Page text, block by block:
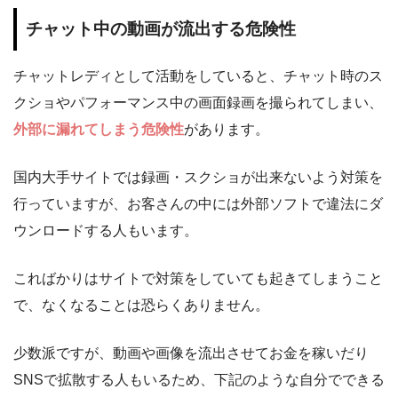
チャット中の動画が流出する危険性
チャットレディとして活動をしていると、チャット時のス
クショやパフォーマンス中の画面録画を撮られてしまい、
外部に漏れてしまう危険性があります。
国内大手サイトでは録画・スクショが出来ないよう対策を
行っていますが、お客さんの中には外部ソフトで違法にダ
ウンロードする人もいます。
こればかりはサイトで対策をしていても起きてしまうこと
で、なくなることは恐らくありません。
少数派ですが、動画や画像を流出させてお金を稼いだり
SNSで拡散する人もいるため、下記のような自分でできる